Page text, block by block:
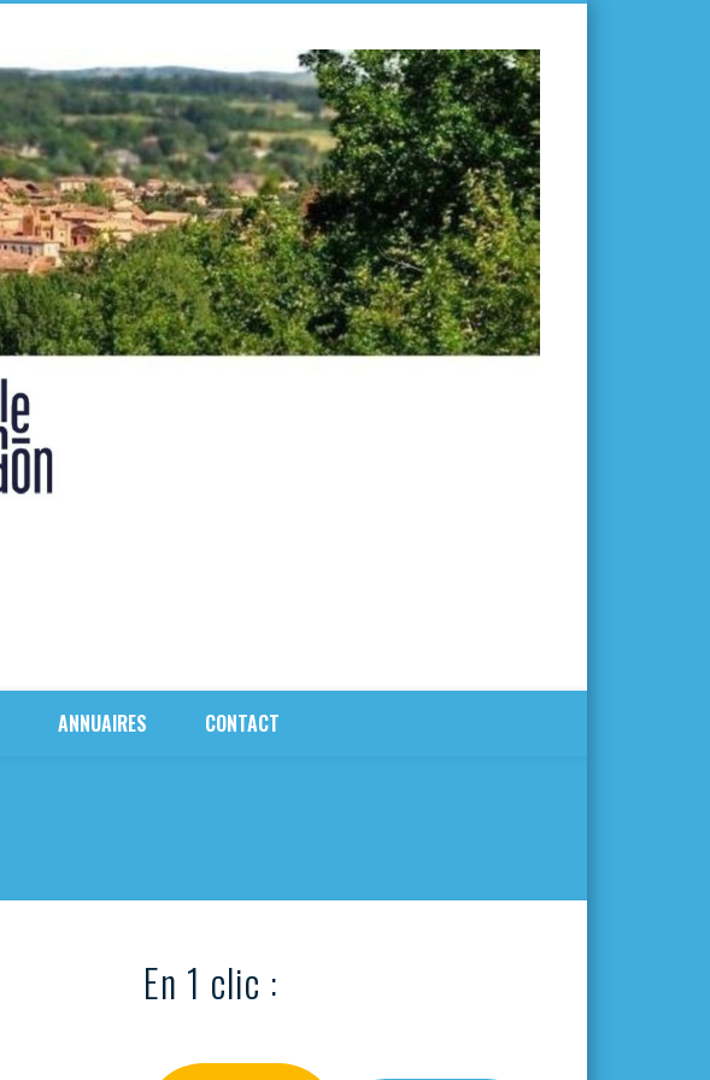
ANNUAIRES CONTACT
En 1 clic :